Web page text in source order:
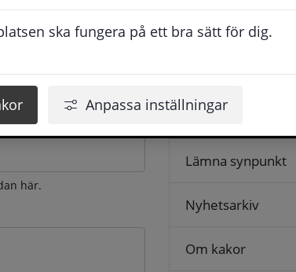
ska fungera på ett bra sätt för dig.
Anpassa inställningar
under arbetstid.
här.
Kontakta oss
Ställa en fråga
Logga in
Lämna synpunkt
Nyhetsarkiv
Om kakor